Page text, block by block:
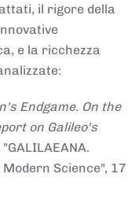
il rigore della
e la ricchezza
Endgame. On the
on Galileo's
"GALILAEANA.
Science", 17